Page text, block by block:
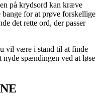
på krydsord kan kræve
for at prøve forskellige
det rette ord, der passer
vil være i stand til at finde
spændingen ved at løse